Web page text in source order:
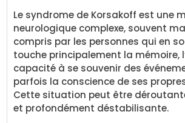
Le syndrome de Korsakoff est une
neurologique complexe, souvent
compris par les personnes qui en
touche principalement la mémoire,
capacité à se souvenir des
parfois la conscience de ses
Cette situation peut être
et profondément déstabilisante.